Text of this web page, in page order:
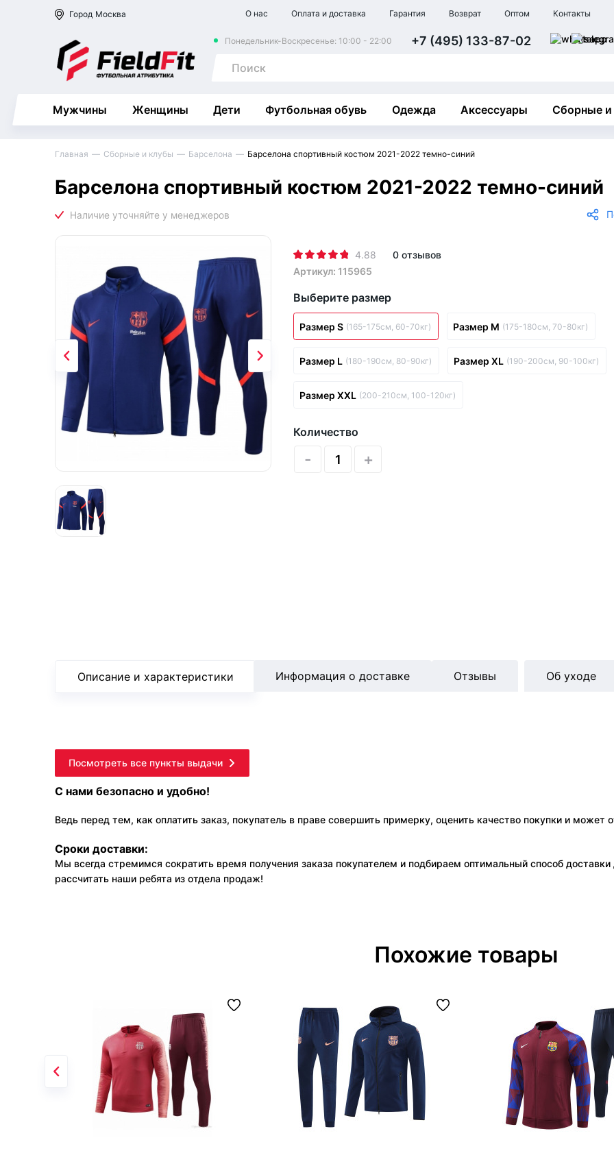
Город Москва О нас Оплата и доставка Гарантия Возврат Оптом Контакты
Понедельник-Воскресенье: 10:00 - 22:00 +7 (495) 133-87-02
Мужчины Женщины Дети Футбольная обувь Одежда Аксессуары Сборные
Главная Сборные и клубы Барселона Барселона спортивный костюм 2021-2022 темно-синий
Барселона спортивный костюм 2021-2022 темно-синий
4.88
0 отзывов
Артикул: 115965
Выберите размер
Размер S (165-175см, 60-70кг) Размер M (175-180см, 70-80кг)
Размер L (180-190см, 80-90кг) Размер XL (190-200см, 90-100кг)
Размер XXL (200-210см, 100-120кг)
Количество
- +
Описание и характеристики Информация о доставке Отзывы Об уходе
Посмотреть все пункты выдачи
С нами безопасно и удобно!
Ведь перед тем, как оплатить заказ, покупатель в праве совершить примерку, оценить качество покупки и может
Сроки доставки:
Мы всегда стремимся сократить время получения заказа покупателем и подбираем оптимальный способ
рассчитать наши ребята из отдела продаж!
Похожие товары